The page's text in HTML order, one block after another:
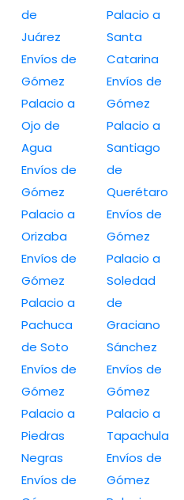
de
Juárez
Envíos de
Gómez
Palacio a
Ojo de
Agua
Envíos de
Gómez
Palacio a
Orizaba
Envíos de
Gómez
Palacio a
Pachuca
de Soto
Envíos de
Gómez
Palacio a
Piedras
Negras
Envíos de
Palacio a
Santa
Catarina
Envíos de
Gómez
Palacio a
Santiago
de
Querétaro
Envíos de
Gómez
Palacio a
Soledad
de
Graciano
Sánchez
Envíos de
Gómez
Palacio a
Tapachula
Envíos de
Gómez